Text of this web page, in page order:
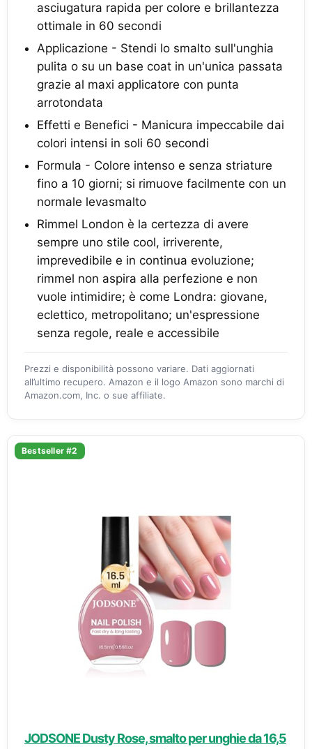
asciugatura rapida per colore e brillantezza
ottimale in 60 secondi
Applicazione - Stendi lo smalto sull'unghia
pulita o su un base coat in un'unica passata
grazie al maxi applicatore con punta
arrotondata
Effetti e Benefici - Manicura impeccabile dai
colori intensi in soli 60 secondi
Formula - Colore intenso e senza striature
fino a 10 giorni; si rimuove facilmente con un
normale levasmalto
Rimmel London è la certezza di avere
sempre uno stile cool, irriverente,
imprevedibile e in continua evoluzione;
rimmel non aspira alla perfezione e non
vuole intimidire; è come Londra: giovane,
eclettico, metropolitano; un'espressione
senza regole, reale e accessibile
Prezzi e disponibilità possono variare. Dati aggiornati
all’ultimo recupero. Amazon e il logo Amazon sono marchi di
Amazon.com, Inc. o sue affiliate.
Bestseller #2
JODSONE Dusty Rose, smalto per unghie da 16,5